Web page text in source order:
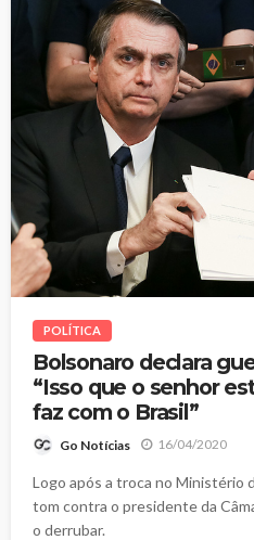
POLÍTICA
Bolsonaro declara
“Isso que o senhor
faz com o Brasil”
Go Notícias 16/04/2020
Logo após a troca no Ministério
tom contra o presidente da
o derrubar.